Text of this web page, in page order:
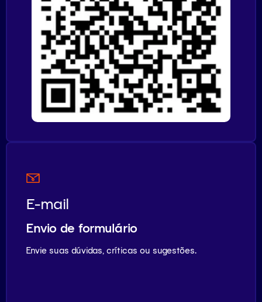
E-mail
Envio de formulário
Envie suas dúvidas, críticas ou sugestões.